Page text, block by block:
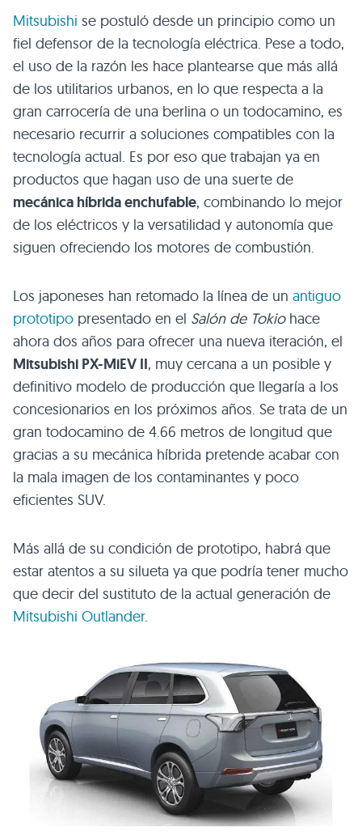
Mitsubishi se postuló desde un principio como un
fiel defensor de la tecnología eléctrica. Pese a todo,
el uso de la razón les hace plantearse que más allá
de los utilitarios urbanos, en lo que respecta a la
gran carrocería de una berlina o un todocamino, es
necesario recurrir a soluciones compatibles con la
tecnología actual. Es por eso que trabajan ya en
productos que hagan uso de una suerte de
mecánica híbrida enchufable, combinando lo mejor
de los eléctricos y la versatilidad y autonomía que
siguen ofreciendo los motores de combustión.
Los japoneses han retomado la línea de un antiguo
prototipo presentado en el Salón de Tokiohace
ahora dos años para ofrecer una nueva iteración, el
Mitsubishi PX-MiEV II, muy cercana a un posible y
definitivo modelo de producción que llegaría a los
concesionarios en los próximos años. Se trata de un
gran todocamino de 4.66 metros de longitud que
gracias a su mecánica híbrida pretende acabar con
la mala imagen de los contaminantes y poco
eficientes SUV.
Más allá de su condición de prototipo, habrá que
estar atentos a su silueta ya que podría tener mucho
que decir del sustituto de la actual generación de
Mitsubishi Outlander.